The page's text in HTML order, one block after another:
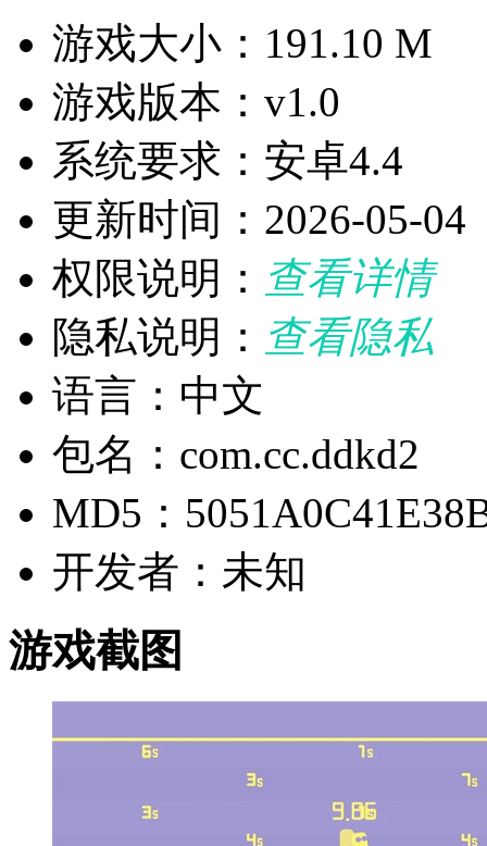
游戏大小：191.10 M
游戏版本：v1.0
系统要求：安卓4.4
更新时间：2026-05-04
权限说明： 查看详情
隐私说明： 查看隐私
语言：中文
包名：com.cc.ddkd2
MD5：
开发者：未知
游戏截图